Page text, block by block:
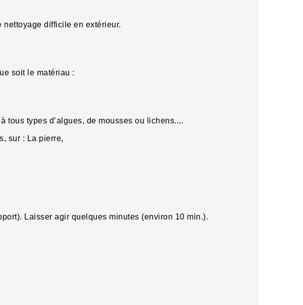
nettoyage difficile en extérieur.
soit le matériau :
tous types d’algues, de mousses ou lichens....
sur : La pierre,
Laisser agir quelques minutes (environ 10 min.).